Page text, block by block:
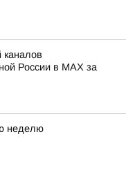
России в МАХ за
неделю